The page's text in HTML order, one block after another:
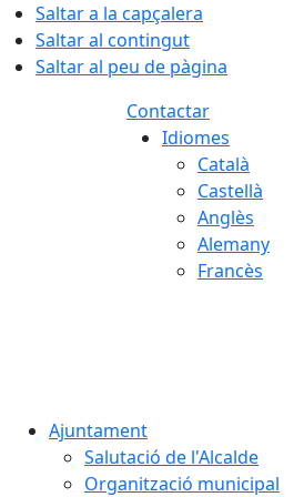
Saltar a la capçalera
Saltar al contingut
Saltar al peu de pàgina
Contactar
Idiomes
Català
Castellà
Anglès
Alemany
Francès
Ajuntament
Salutació de l'Alcalde
Organització municipal